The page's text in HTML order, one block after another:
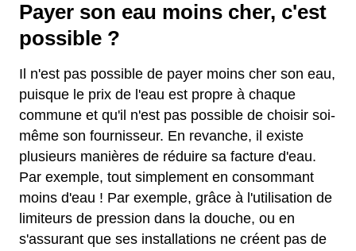
Payer son eau moins cher, c'est
possible ?
Il n'est pas possible de payer moins cher son eau,
puisque le prix de l'eau est propre à chaque
commune et qu'il n'est pas possible de choisir soi-
même son fournisseur. En revanche, il existe
plusieurs manières de réduire sa facture d'eau.
Par exemple, tout simplement en consommant
moins d'eau ! Par exemple, grâce à l'utilisation de
limiteurs de pression dans la douche, ou en
s'assurant que ses installations ne créent pas de